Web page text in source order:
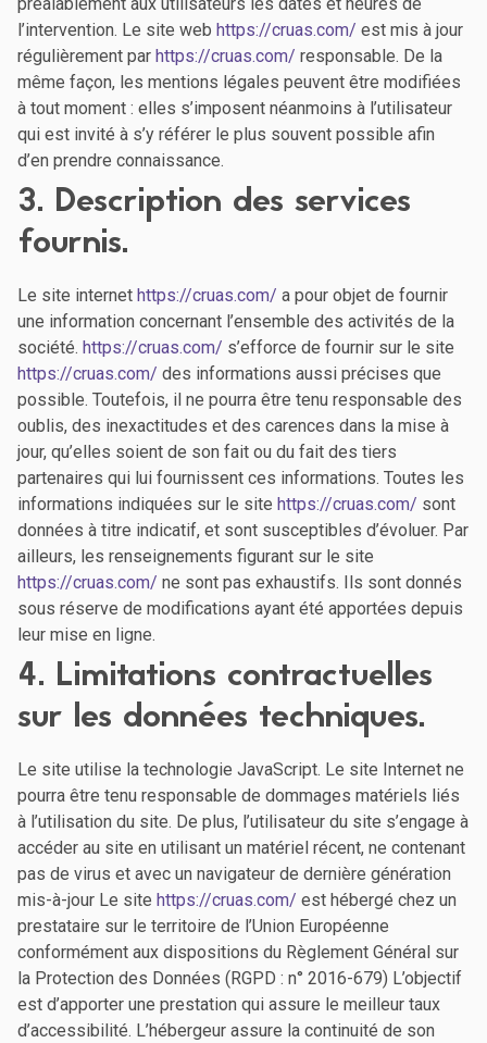
l’intervention. Le site web https://cruas.com/ est mis à jour
régulièrement par https://cruas.com/ responsable. De la
même façon, les mentions légales peuvent être modifiées
à tout moment : elles s’imposent néanmoins à l’utilisateur
qui est invité à s’y référer le plus souvent possible afin
d’en prendre connaissance.
3. Description des services
fournis.
Le site internet https://cruas.com/ a pour objet de fournir
une information concernant l’ensemble des activités de la
société. https://cruas.com/ s’efforce de fournir sur le site
https://cruas.com/ des informations aussi précises que
possible. Toutefois, il ne pourra être tenu responsable des
oublis, des inexactitudes et des carences dans la mise à
jour, qu’elles soient de son fait ou du fait des tiers
partenaires qui lui fournissent ces informations. Toutes les
informations indiquées sur le site https://cruas.com/ sont
données à titre indicatif, et sont susceptibles d’évoluer. Par
ailleurs, les renseignements figurant sur le site
https://cruas.com/ ne sont pas exhaustifs. Ils sont donnés
sous réserve de modifications ayant été apportées depuis
leur mise en ligne.
4. Limitations contractuelles
sur les données techniques.
Le site utilise la technologie JavaScript. Le site Internet ne
pourra être tenu responsable de dommages matériels liés
à l’utilisation du site. De plus, l’utilisateur du site s’engage à
accéder au site en utilisant un matériel récent, ne contenant
pas de virus et avec un navigateur de dernière génération
mis-à-jour Le site https://cruas.com/ est hébergé chez un
prestataire sur le territoire de l’Union Européenne
conformément aux dispositions du Règlement Général sur
la Protection des Données (RGPD : n° 2016-679) L’objectif
est d’apporter une prestation qui assure le meilleur taux
d’accessibilité. L’hébergeur assure la continuité de son